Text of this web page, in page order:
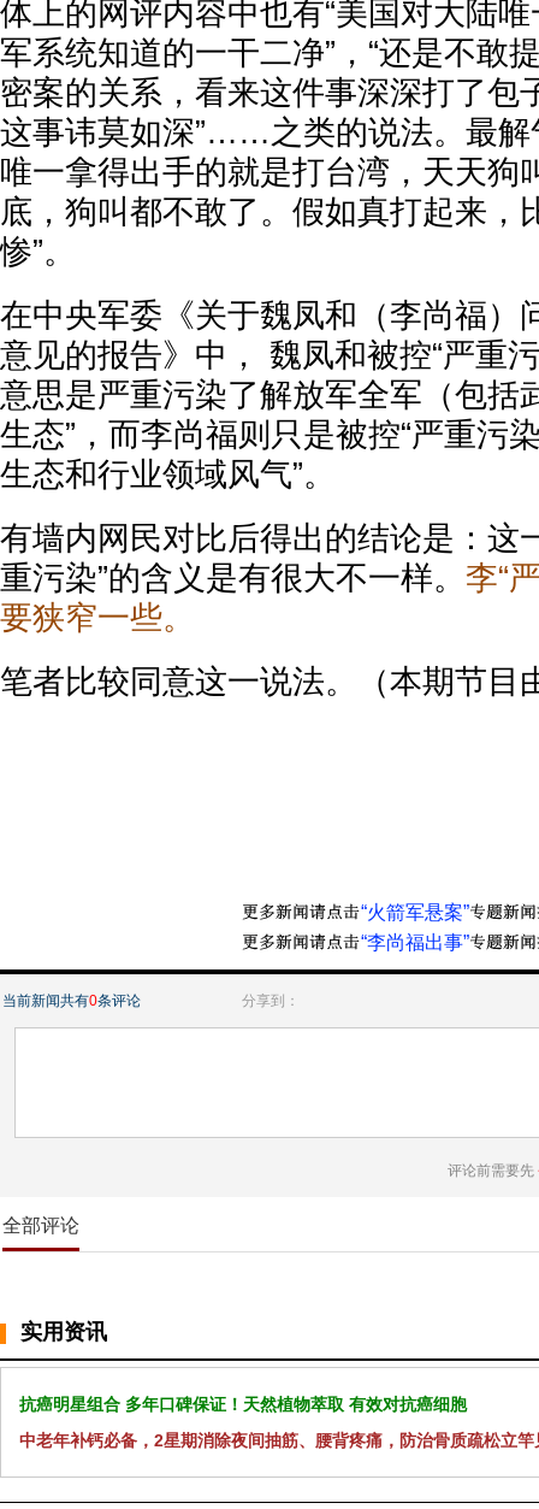
体上的网评内容中也有“美国对大陆
军系统知道的一干二净”，“还是不敢
密案的关系，看来这件事深深打了包
这事讳莫如深”……之类的说法。最解
唯一拿得出手的就是打台湾，天天狗
底，狗叫都不敢了。假如真打起来，
惨”。
在中央军委《关于魏凤和（李尚福）
意见的报告》中， 魏凤和被控“严重
意思是严重污染了解放军全军（包括
生态”，而李尚福则只是被控“严重污
生态和行业领域风气”。
有墙内网民对比后得出的结论是：这
重污染”的含义是有很大不一样。 李“
要狭窄一些。
笔者比较同意这一说法。（本期节目
“火箭军悬案”
“李尚福出事”
当前新闻共有0条评论 分享到：
评论前需要先
全部评论
实用资讯
抗癌明星组合 多年口碑保证！天然植物萃取 有效对抗癌细胞
中老年补钙必备，2星期消除夜间抽筋、腰背疼痛，防治骨质疏松立竿